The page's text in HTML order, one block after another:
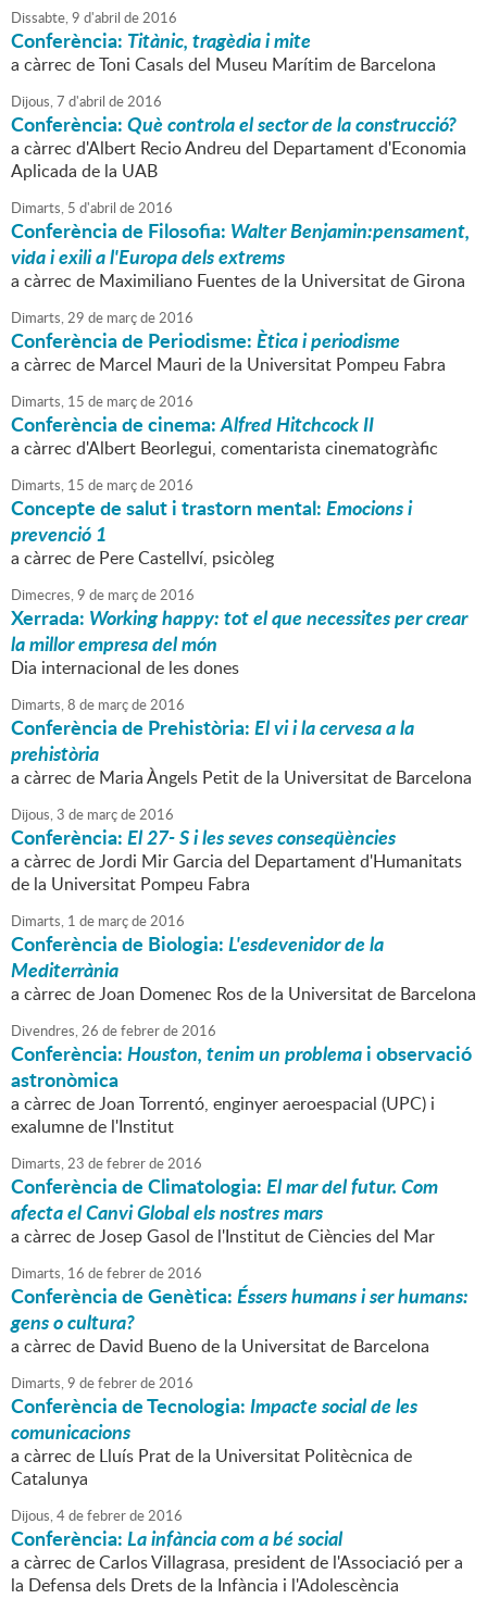
Dissabte,9 d'abril de2016
Conferència: Titànic, tragèdia i mite
a càrrec de Toni Casals del Museu Marítim de Barcelona
Dijous,7 d'abril de2016
Conferència:Què controla el sector de la construcció?
a càrrec d'Albert Recio Andreu del Departament d'Economia
Aplicada de la UAB
Dimarts, 5 d'abril de2016
Conferència de Filosofia: Walter Benjamin:pensament,
vida i exili a l'Europa dels extrems
a càrrec de Maximiliano Fuentes de la Universitat de Girona
Dimarts,29 de marçde2016
Conferència de Periodisme:Ètica i periodisme
a càrrec de Marcel Mauri de la Universitat Pompeu Fabra
Dimarts, 15 de marçde2016
Conferència de cinema:Alfred Hitchcock II
a càrrec d'Albert Beorlegui, comentarista cinematogràfic
Dimarts, 15 de marçde2016
Concepte de salut i trastorn mental:Emocions i
prevenció 1
a càrrec de Pere Castellví, psicòleg
Dimecres,9 de marçde2016
Xerrada: Working happy: tot el que necessites per crear
la millor empresa del món
Dia internacional de les dones
Dimarts,8 de marçde2016
Conferència de Prehistòria:El vi i la cervesa a la
prehistòria
a càrrec de Maria Àngels Petit de la Universitat de Barcelona
Dijous,3 de marçde2016
Conferència:El 27- S i les seves conseqüències
a càrrec de Jordi Mir Garcia del Departament d'Humanitats
de la Universitat Pompeu Fabra
Dimarts, 1 de marçde2016
Conferència de Biologia:L'esdevenidor de la
Mediterrània
a càrrec de Joan Domenec Ros de la Universitat de Barcelona
Divendres,26 defebrerde2016
Conferència:Houston, tenim un problemai observació
astronòmica
a càrrec de Joan Torrentó, enginyer aeroespacial (UPC) i
exalumne de l'Institut
Dimarts,23 defebrerde2016
Conferència de Climatologia:El mar del futur. Com
afecta el Canvi Global els nostres mars
a càrrec de Josep Gasol de l'Institut de Ciències del Mar
Dimarts, 16 defebrerde2016
Conferència de Genètica:Éssers humans i ser humans:
gens o cultura?
a càrrec de David Bueno de la Universitat de Barcelona
Dimarts,9 defebrerde2016
Conferència de Tecnologia:Impacte social de les
comunicacions
a càrrec de Lluís Prat de la Universitat Politècnica de
Catalunya
Dijous,4defebrerde2016
Conferència:La infància com a bé social
a càrrec de Carlos Villagrasa, president de l'Associació per a
la Defensa dels Drets de la Infància i l'Adolescència